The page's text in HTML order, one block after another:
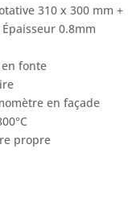
310 x 300 mm +
0.8mm
fonte
en façade
propre